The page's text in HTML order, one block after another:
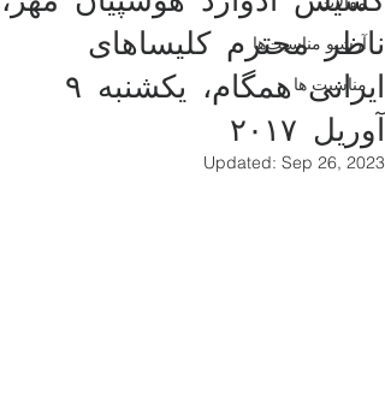
آرشیو مناسبت‌ها
مناسبت ها
ناظر محترم کلیساهای
ایرانی همگام، یکشنبه ۹
آوریل ۲۰۱۷
Updated: Sep 26, 2023